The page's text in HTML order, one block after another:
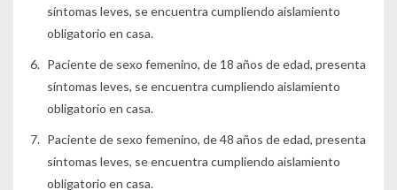
síntomas leves, se encuentra cumpliendo aislamiento
obligatorio en casa.
Paciente de sexo femenino, de 18 años de edad, presenta
síntomas leves, se encuentra cumpliendo aislamiento
obligatorio en casa.
Paciente de sexo femenino, de 48 años de edad, presenta
síntomas leves, se encuentra cumpliendo aislamiento
obligatorio en casa.